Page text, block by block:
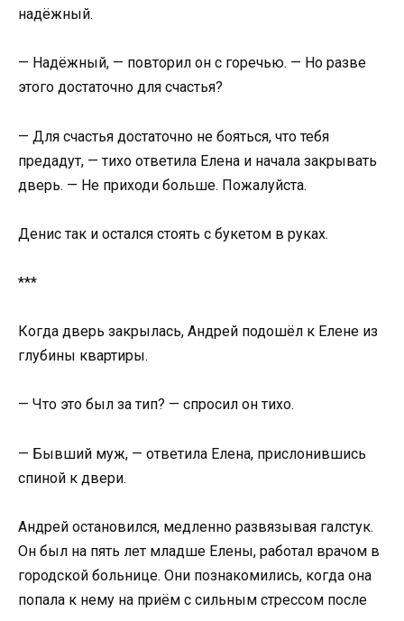
надёжный.
— Надёжный, — повторил он с горечью. — Но разве
этого достаточно для счастья?
— Для счастья достаточно не бояться, что тебя
предадут, — тихо ответила Елена и начала закрывать
дверь. — Не приходи больше. Пожалуйста.
Денис так и остался стоять с букетом в руках.
***
Когда дверь закрылась, Андрей подошёл к Елене из
глубины квартиры.
— Что это был за тип? — спросил он тихо.
— Бывший муж, — ответила Елена, прислонившись
спиной к двери.
Андрей остановился, медленно развязывая галстук.
Он был на пять лет младше Елены, работал врачом в
городской больнице. Они познакомились, когда она
попала к нему на приём с сильным стрессом после